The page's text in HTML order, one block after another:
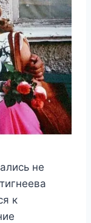
нe
к